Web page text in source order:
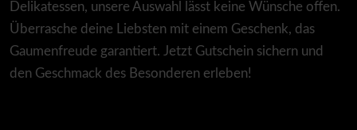
Delikatessen, unsere Auswahl lässt keine Wünsche offen.
Überrasche deine Liebsten mit einem Geschenk, das
Gaumenfreude garantiert. Jetzt Gutschein sichern und
den Geschmack des Besonderen erleben!